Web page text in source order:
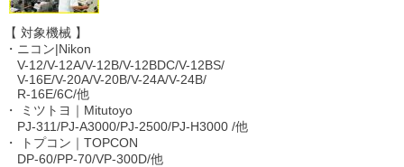
【 対象機械 】
・ニコン|Nikon
V-12/V-12A/V-12B/V-12BDC/V-12BS/
V-16E/V-20A/V-20B/V-24A/V-24B/
R-16E/6C/他
・ ミツトヨ｜Mitutoyo
PJ-311/PJ-A3000/PJ-2500/PJ-H3000 /他
・ トプコン｜TOPCON
DP-60/PP-70/VP-300D/他